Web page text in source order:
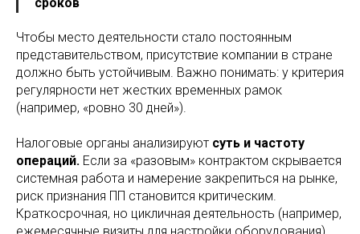
Чтобы место деятельности стало постоянным
представительством, присутствие компании в стране
должно быть устойчивым. Важно понимать: у критерия
регулярности нет жестких временных рамок
(например, «ровно 30 дней»).
Налоговые органы анализируют суть и частоту
операций. Если за «разовым» контрактом скрывается
системная работа и намерение закрепиться на рынке,
риск признания ПП становится критическим.
Краткосрочная, но цикличная деятельность (например,
ежемесячные визиты для настройки оборудования)